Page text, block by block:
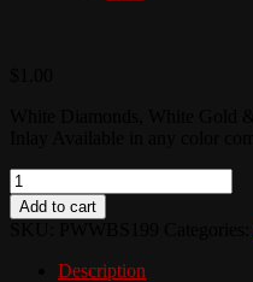
Quantity
Add to cart
Description